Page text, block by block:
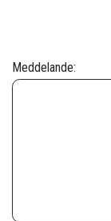
Meddelande: